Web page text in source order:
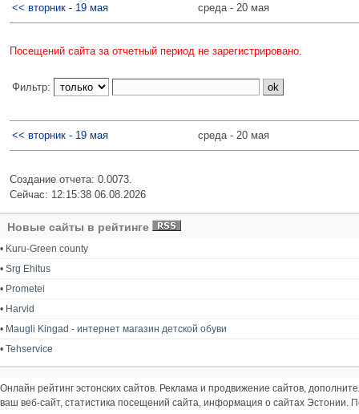
<< вторник - 19 мая среда - 20 мая
Посещений сайта за отчетный период не зарегистрировано.
Фильтр:
<< вторник - 19 мая среда - 20 мая
Создание отчета: 0.0073.
Сейчас: 12:15:38 06.08.2026
Новые сайты в рейтинге
• Kuru-Green county
• Srg Ehitus
• Prometei
• Harvid
• Maugli Kingad - интернет магазин детской обуви
• Tehservice
Онлайн рейтинг эстонских сайтов. Реклама и продвижение сайтов,
ваш веб-сайт, статистика посещений сайта, информация о сайтах Эстонии.